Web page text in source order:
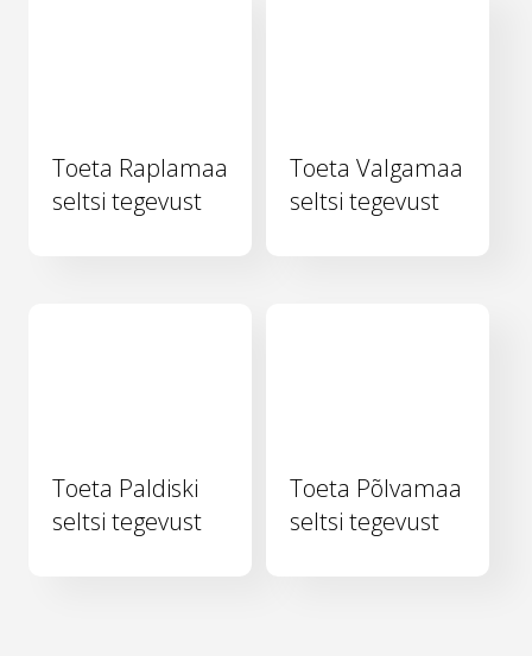
Toeta Raplamaa
seltsi tegevust
Toeta Valgamaa
seltsi tegevust
Toeta Paldiski
seltsi tegevust
Toeta Põlvamaa
seltsi tegevust